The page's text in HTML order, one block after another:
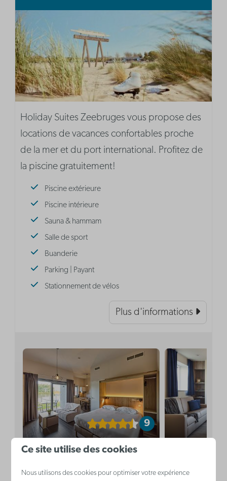
Holiday Suites Zeebruges vous propose des
locations de vacances confortables proche
de la mer et du port international. Profitez de
la piscine gratuitement!
Piscine extérieure
Piscine intérieure
Sauna & hammam
Salle de sport
Buanderie
Parking | Payant
Stationnement de vélos
Plus d'informations
9
A partir de
243 €
| 2 personnes
| 4
Ce site utilise des cookies
Nous utilisons des cookies pour optimiser votre expérience